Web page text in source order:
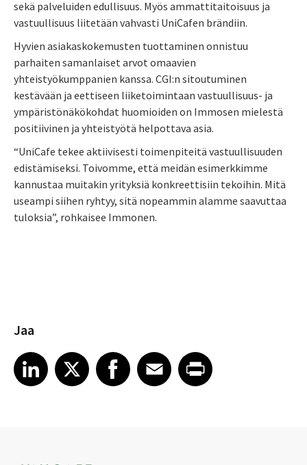
sekä palveluiden edullisuus. Myös ammattitaitoisuus ja
vastuullisuus liitetään vahvasti UniCafen brändiin.
Hyvien asiakaskokemusten tuottaminen onnistuu
parhaiten samanlaiset arvot omaavien
yhteistyökumppanien kanssa. CGI:n sitoutuminen
kestävään ja eettiseen liiketoimintaan vastuullisuus- ja
ympäristönäkökohdat huomioiden on Immosen mielestä
positiivinen ja yhteistyötä helpottava asia.
“UniCafe tekee aktiivisesti toimenpiteitä vastuullisuuden
edistämiseksi. Toivomme, että meidän esimerkkimme
kannustaa muitakin yrityksiä konkreettisiin tekoihin. Mitä
useampi siihen ryhtyy, sitä nopeammin alamme saavuttaa
tuloksia”, rohkaisee Immonen.
Jaa
Share article on LinkedIn
LinkedIn
Share article on XShare article on Facebook
Facebook
Share article on Email
EmailShare article on Print